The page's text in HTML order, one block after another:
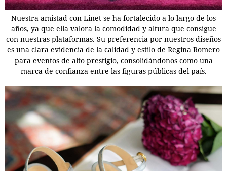
Nuestra amistad con Linet se ha fortalecido a lo largo de los
años, ya que ella valora la comodidad y altura que consigue
con nuestras plataformas. Su preferencia por nuestros diseños
es una clara evidencia de la calidad y estilo de Regina Romero
para eventos de alto prestigio, consolidándonos como una
marca de confianza entre las figuras públicas del país.